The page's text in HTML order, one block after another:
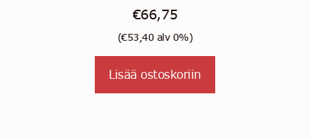
€66,75
(€53,40 alv 0%)
Lisää ostoskoriin